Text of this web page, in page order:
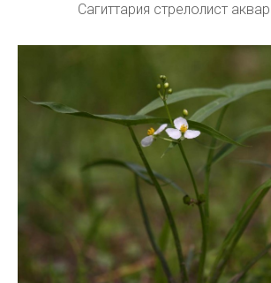
Сагиттария стрелолист